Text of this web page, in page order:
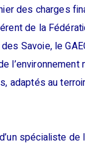
des charges
de la
Savoie, le
adaptés au
spécialiste